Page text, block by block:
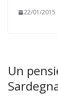
22/01/2015
Un